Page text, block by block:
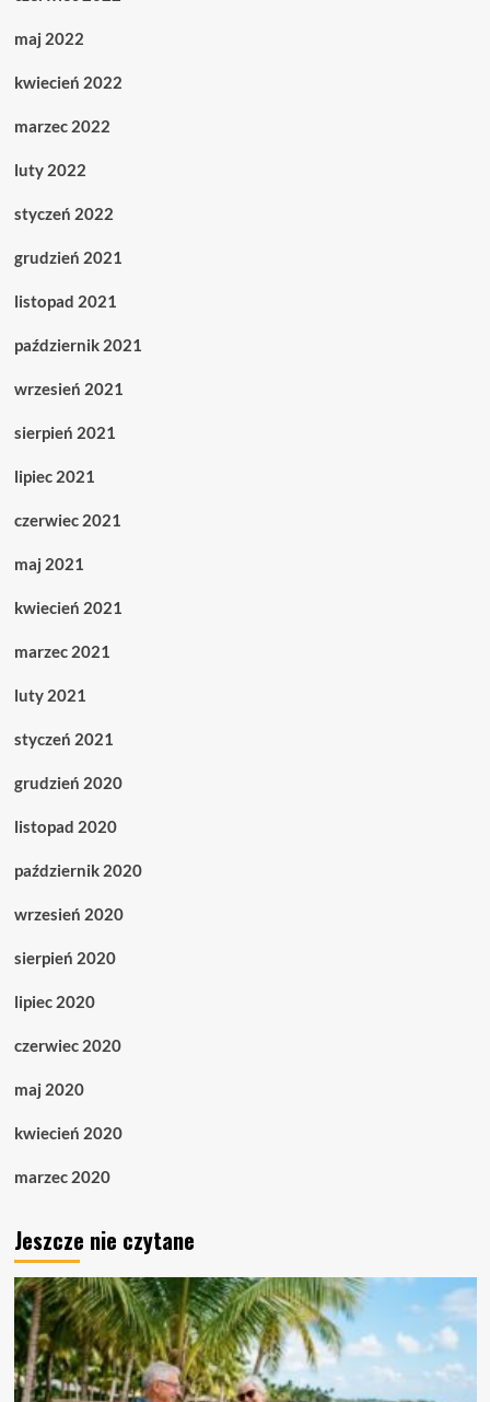
maj 2022
kwiecień 2022
marzec 2022
luty 2022
styczeń 2022
grudzień 2021
listopad 2021
październik 2021
wrzesień 2021
sierpień 2021
lipiec 2021
czerwiec 2021
maj 2021
kwiecień 2021
marzec 2021
luty 2021
styczeń 2021
grudzień 2020
listopad 2020
październik 2020
wrzesień 2020
sierpień 2020
lipiec 2020
czerwiec 2020
maj 2020
kwiecień 2020
marzec 2020
Jeszcze nie czytane